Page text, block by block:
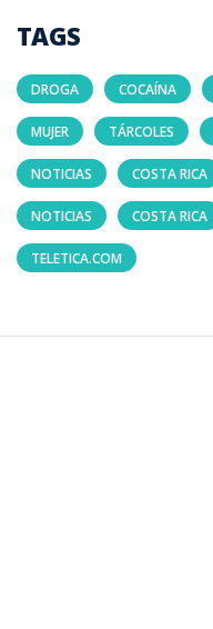
TAGS
DROGA COCAÍNA
MUJER TÁRCOLES
NOTICIAS COSTA RICA
NOTICIAS COSTA RICA
TELETICA.COM